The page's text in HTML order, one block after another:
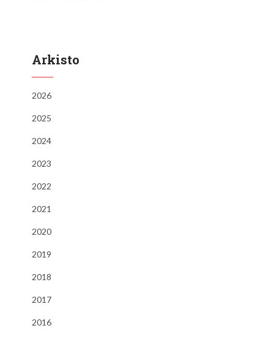
Arkisto
2026
2025
2024
2023
2022
2021
2020
2019
2018
2017
2016